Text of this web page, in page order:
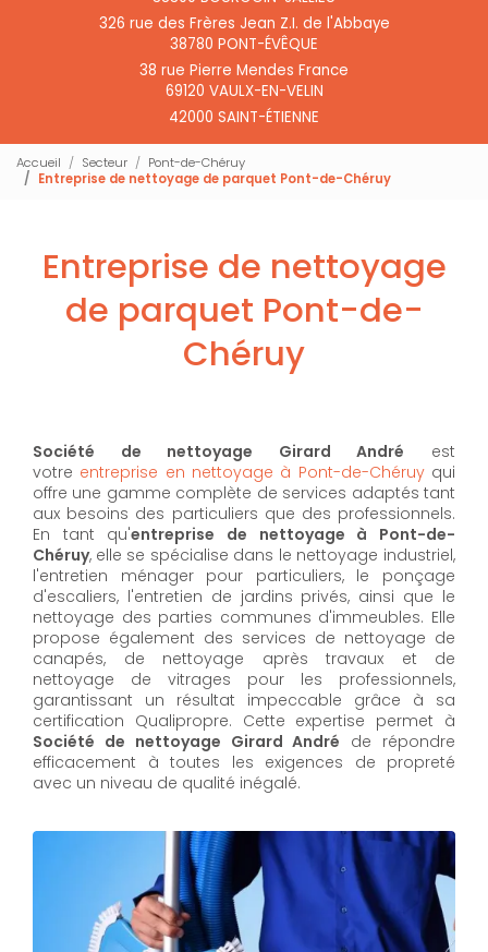
326 rue des Frères Jean Z.I. de l'Abbaye
38780 PONT-ÉVÊQUE
38 rue Pierre Mendes France
69120 VAULX-EN-VELIN
42000 SAINT-ÉTIENNE
Accueil Secteur
Pont-de-Chéruy
Entreprise de nettoyage de parquet Pont-de-Chéruy
Entreprise de nettoyage
de parquet Pont-de-
Chéruy
Société de nettoyage Girard André est
votre entreprise en nettoyage à Pont-de-Chéruyqui
offre une gamme complète de services adaptés tant
aux besoins des particuliers que des professionnels.
En tant qu'entreprise de nettoyage à Pont-de-
Chéruy, elle se spécialise dans le nettoyage industriel,
l'entretien ménager pour particuliers, le ponçage
d'escaliers, l'entretien de jardins privés, ainsi que le
nettoyage des parties communes d'immeubles. Elle
propose également des services de nettoyage de
canapés, de nettoyage après travaux et de
nettoyage de vitrages pour les professionnels,
garantissant un résultat impeccable grâce à sa
certification Qualipropre. Cette expertise permet à
Société de nettoyage Girard André de répondre
efficacement à toutes les exigences de propreté
avec un niveau de qualité inégalé.